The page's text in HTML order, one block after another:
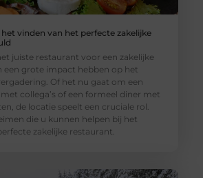
vinden van het perfecte zakelijke
juiste restaurant voor een zakelijke
een grote impact hebben op het
Of het nu gaat om een
collega’s of een formeel diner met
de locatie speelt een cruciale rol.
die u kunnen helpen bij het
zakelijke restaurant.